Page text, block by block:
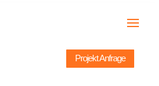
Projekt Anfrage